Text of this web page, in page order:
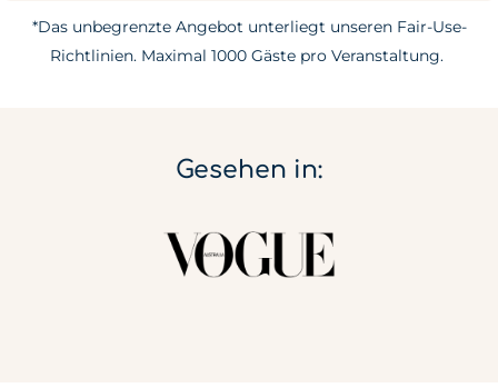
*Das unbegrenzte Angebot unterliegt unseren Fair-Use-
Richtlinien. Maximal 1000 Gäste pro Veranstaltung.
Gesehen in: